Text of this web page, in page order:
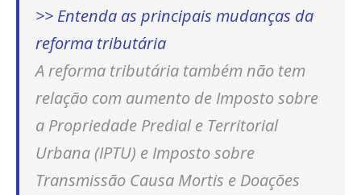
>> Entenda as principais mudanças da
reforma tributária
A reforma tributária também não tem
relação com aumento de Imposto sobre
a Propriedade Predial e Territorial
Urbana (IPTU) e Imposto sobre
Transmissão Causa Mortis e Doações